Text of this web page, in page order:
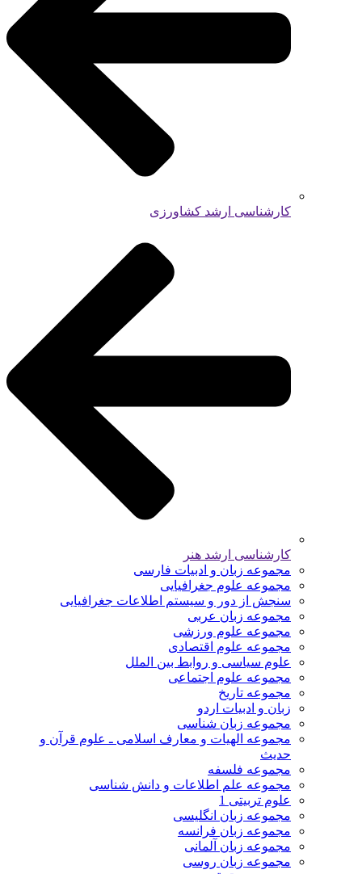
کارشناسی ارشد کشاورزی
کارشناسی ارشد هنر
مجموعه زبان و ادبیات فارسی
مجموعه علوم جغرافیایی
سنجش از دور و سیستم اطلاعات جغرافیایی
مجموعه زبان عربی
مجموعه علوم ورزشی
مجموعه علوم اقتصادی
علوم سیاسی و روابط بین الملل
مجموعه علوم اجتماعی
مجموعه تاریخ
زبان و ادبیات اردو
مجموعه زبان شناسی
مجموعه الهیات و معارف اسلامی ـ علوم قرآن و
حدیث
مجموعه فلسفه
مجموعه علم اطلاعات و دانش شناسی
علوم تربیتی 1
مجموعه زبان انگلیسی
مجموعه زبان فرانسه
مجموعه زبان آلمانی
مجموعه زبان روسی